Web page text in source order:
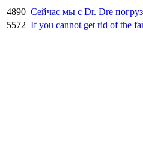
4890 Сейчас мы с Dr. Dre
5572 If you cannot get rid of the